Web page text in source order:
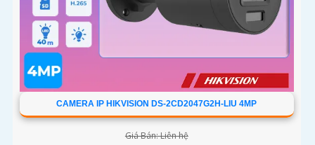
CAMERA IP HIKVISION DS-2CD2047G2H-LIU 4MP
Giá Bán: Liên hệ